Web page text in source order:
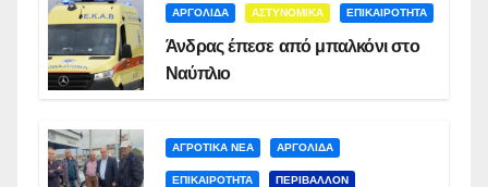
ΑΡΓΟΛΙΔΑ ΑΣΤΥΝΟΜΙΚΑ ΕΠΙΚΑΙΡΟΤΗΤΑ
Άνδρας έπεσε από μπαλκόνι στο
Ναύπλιο
ΑΓΡΟΤΙΚΑ ΝΕΑ ΑΡΓΟΛΙΔΑ
ΕΠΙΚΑΙΡΟΤΗΤΑ ΠΕΡΙΒΑΛΛΟΝ